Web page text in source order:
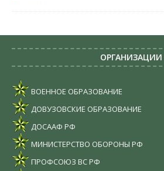
ОРГАНИЗАЦИИ
ВОЕННОЕ ОБРАЗОВАНИЕ
ДОВУЗОВСКИЕ ОБРАЗОВАНИЕ
ДОСААФ РФ
МИНИСТЕРСТВО ОБОРОНЫ РФ
ПРОФСОЮЗ ВС РФ